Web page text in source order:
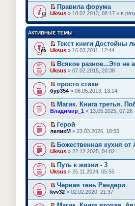
р
е
й
т
и
к
п
р
о
м
у
н
е
п
р
о
ч
т
а
н
н
о
м
с
о
о
б
щ
е
н
и
П
р
й
т
к
п
е
р
о
м
у
н
е
п
р
о
ч
т
а
н
н
м
с
о
б
Правила форума
Uksus » 18.02.2013, 08:17 » в
АКТИВНЫЕ ТЕМЫ
П
р
е
й
т
и
к
е
р
в
о
м
у
е
п
р
о
ч
и
т
а
н
о
Текст книги Достойны
Uksus » 16.03.2011, 12:44
П
р
е
й
т
и
к
е
р
в
о
м
у
е
п
р
о
ч
и
т
Всякое разное...Это не
Uksus » 07.02.2015, 20:38
П
е
р
е
й
т
и
к
е
р
в
о
м
у
е
п
р
о
просто стихи
бур354 » 08.05.2013, 13:14
П
р
е
й
т
и
к
е
р
в
о
м
у
е
Магик. Книга третья.
Владимир_1 » 13.05.2025, 07:26
П
р
е
й
т
и
к
е
в
о
Герой
леликМ » 23.03.2026, 18:55
П
р
е
й
т
и
к
е
Божественная кухня от
Uksus » 22.12.2025, 04:02
П
р
е
й
т
Путь к жизни - 3
Uksus » 25.11.2024, 05:55
П
р
Черная тень Рандери
kvv32 » 02.02.2020, 21:37